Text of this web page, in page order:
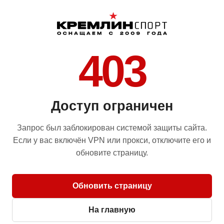
403
Доступ ограничен
Запрос был заблокирован системой защиты сайта.
Если у вас включён VPN или прокси, отключите его и
обновите страницу.
Обновить страницу
На главную